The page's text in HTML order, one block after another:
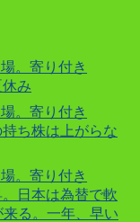
。寄り付き
み
。寄り付き
ち株は上がらな
。寄り付き
日本は為替で軟
る。一年、早い